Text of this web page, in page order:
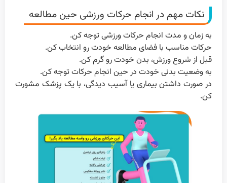
نکات مهم در انجام حرکات ورزشی حین مطالعه
به زمان و مدت انجام حرکات ورزشی توجه کن.
حرکات مناسب با فضای مطالعه خودت رو انتخاب کن.
قبل از شروع ورزش، بدن خودت رو گرم کن.
به وضعیت بدنی خودت در حین انجام حرکات توجه کن.
در صورت داشتن بیماری یا آسیب دیدگی، با یک پزشک مشورت
کن.